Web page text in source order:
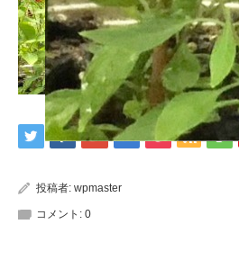
投稿者: wpmaster
コメント: 0